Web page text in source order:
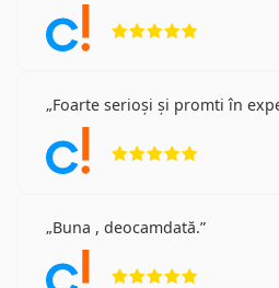
Foarte serioși și promti în
Buna , deocamdată.